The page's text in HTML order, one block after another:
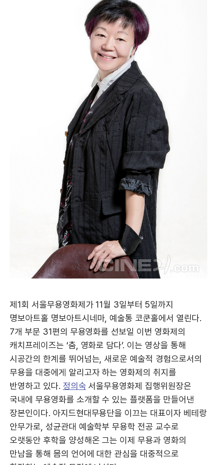
제1회 서울무용영화제가 11월 3일부터 5일까지
명보아트홀 명보아트시네마, 예술통 코쿤홀에서 열린다.
7개 부문 31편의 무용영화를 선보일 이번 영화제의
캐치프레이즈는 ‘춤, 영화로 담다’. 이는 영상을 통해
시공간의 한계를 뛰어넘는, 새로운 예술적 경험으로서의
무용을 대중에게 알리고자 하는 영화제의 취지를
반영하고 있다. 정의숙 서울무용영화제 집행위원장은
국내에 무용영화를 소개할 수 있는 플랫폼을 만들어낸
장본인이다. 아지드현대무용단을 이끄는 대표이자 베테랑
안무가로, 성균관대 예술학부 무용학 전공 교수로
오랫동안 후학을 양성해온 그는 이제 무용과 영화의
만남을 통해 몸의 언어에 대한 관심을 대중적으로